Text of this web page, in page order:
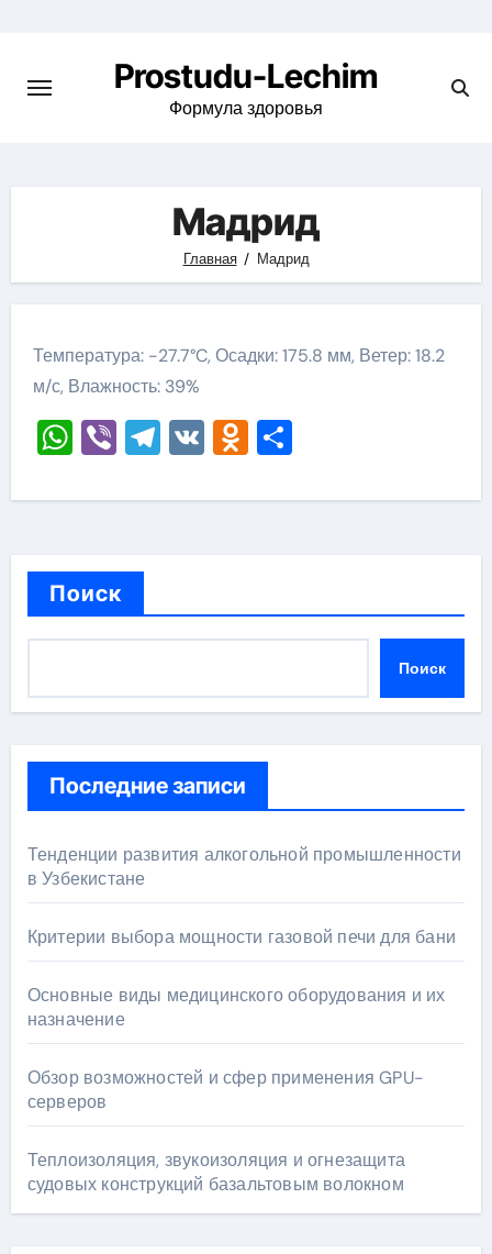
содержимому
Prostudu-Lechim
Формула здоровья
Мадрид
Главная Мадрид
Температура: -27.7°C, Осадки: 175.8 мм, Ветер: 18.2
м/с, Влажность: 39%
WhatsApp
ViberTelegram
VKOdnoklassniki
Отправить
Поиск
Поиск
Последние записи
Тенденции развития алкогольной промышленности
в Узбекистане
Критерии выбора мощности газовой печи для бани
Основные виды медицинского оборудования и их
назначение
Обзор возможностей и сфер применения GPU-
серверов
Теплоизоляция, звукоизоляция и огнезащита
судовых конструкций базальтовым волокном